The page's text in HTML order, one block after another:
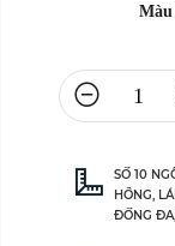
Màu
SỐ 10
HỒNG,
ĐỐNG